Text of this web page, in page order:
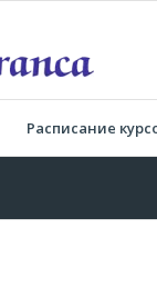
Расписание